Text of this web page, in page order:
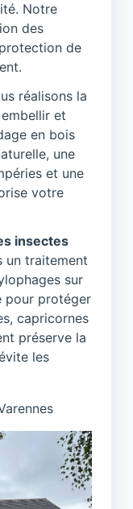
Notre
des
de
réalisons la
et
en bois
une
et une
votre
insectes
un traitement
sur
pour protéger
capricornes
préserve la
les